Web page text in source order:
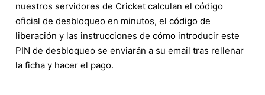
nuestros servidores de Cricket calculan el código
oficial de desbloqueo en minutos, el código de
liberación y las instrucciones de cómo introducir este
PIN de desbloqueo se enviarán a su email tras rellenar
la ficha y hacer el pago.